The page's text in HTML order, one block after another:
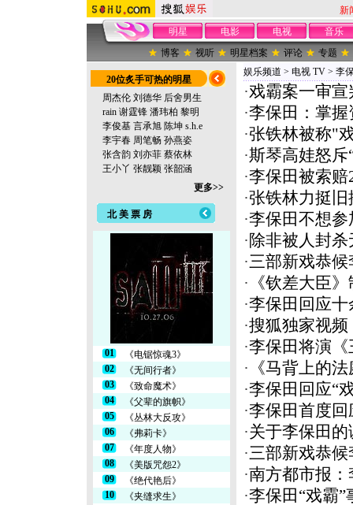
新
明星
电影 电视
音乐
博客
视听 明星档案 评论 专题
20位炙手可热的明星
周杰伦 刘德华 后舍男生
rain 谢霆锋 潘玮柏 黎明
李俊基 言承旭 陈坤 s.h.e
李宇春 周笔畅 孙燕姿
张含韵 刘亦菲 蔡依林
王小丫 张靓颖 张韶涵
更多>>
北 美 票 房
01
《电锯惊魂3》
02
《无间行者》
03
《致命魔术》
04
《父辈的旗帜》
05
《丛林大反攻》
06
《弗莉卡》
07
《年度人物》
08
《美版咒怨2》
09
《绝代艳后》
10
《夹缝求生》
娱乐频道 > 电视 TV > 李
·戏霸案一审
·李保田：掌
·张铁林被称"
·斯琴高娃怒斥
·李保田被索
·张铁林力挺
·李保田不想
· 除非被人封
·三部新戏恭
· 《钦差大臣
·李保田回应
·搜狐独家视频
·李保田将演
· 《马背上的
·李保田回应“
·李保田首度回
·关于李保田的
·三部新戏恭
·南方都市报：
·李保田“戏霸